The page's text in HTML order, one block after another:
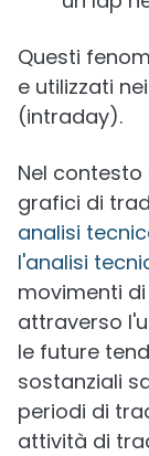
Questi
e utilizzati
(intraday).
Nel
grafici di
analisi
l'analisi
movimenti
attraverso
le future
sostanziali
periodi di
attività di